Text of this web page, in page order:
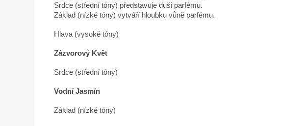
Srdce (střední tóny) představuje duši parfému.
Základ (nízké tóny) vytváří hloubku vůně parfému.
Hlava (vysoké tóny)
Zázvorový Květ
Srdce (střední tóny)
Vodní Jasmín
Základ (nízké tóny)